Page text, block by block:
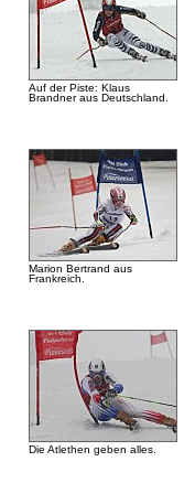
Auf der Piste: Klaus
Brandner aus Deutschland.
Marion Bertrand aus
Frankreich.
Die Atlethen geben alles.